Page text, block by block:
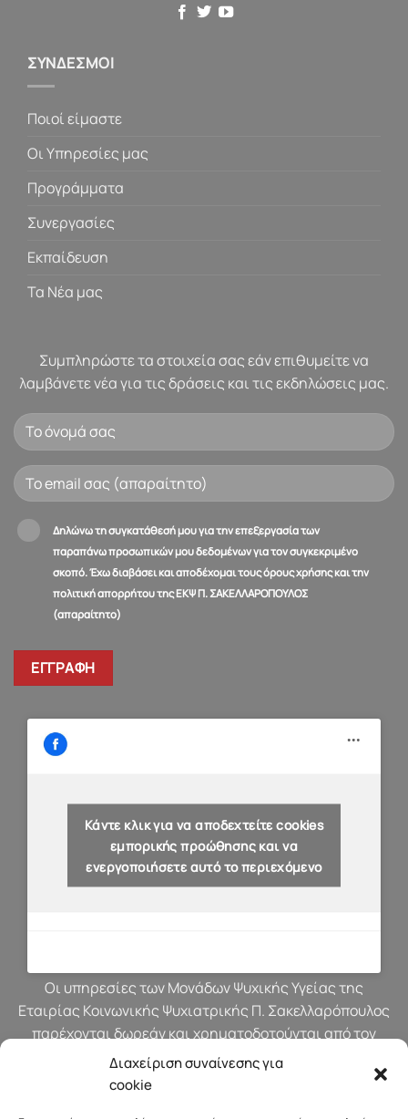
Διαχείριση συναίνεσης για
cookie
ΣΥΝΔΕΣΜΟΙ
Ποιοί είμαστε
Οι Υπηρεσίες μας
Προγράμματα
Συνεργασίες
Εκπαίδευση
Τα Νέα μας
Συμπληρώστε τα στοιχεία σας εάν επιθυμείτε να
λαμβάνετε νέα για τις δράσεις και τις εκδηλώσεις μας.
Δηλώνω τη συγκατάθεσή μου για την επεξεργασία των
παραπάνω προσωπικών μου δεδομένων για τον συγκεκριμένο
σκοπό. Έχω διαβάσει και αποδέχομαι τους όρους χρήσης και την
πολιτική απορρήτου της ΕΚΨ Π. ΣΑΚΕΛΛΑΡΟΠΟΥΛΟΣ
(απαραίτητο)
Κάντε κλικ για να αποδεχτείτε cookies
εμπορικής προώθησης και να
ενεργοποιήσετε αυτό το περιεχόμενο
Οι υπηρεσίες των Μονάδων Ψυχικής Υγείας της
Εταιρίας Κοινωνικής Ψυχιατρικής Π. Σακελλαρόπουλος
παρέχονται δωρεάν και χρηματοδοτούνται από τον
προϋπολογισμό του Υπουργείου Υγείας.